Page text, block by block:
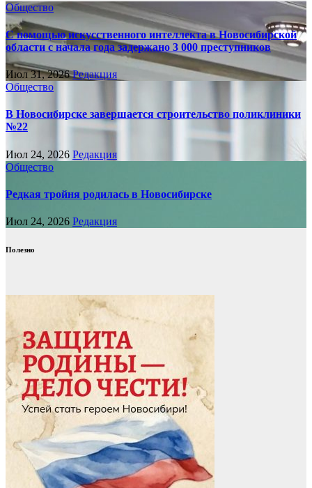
Общество
С помощью искусственного интеллекта в Новосибирской
области с начала года задержано 3 000 преступников
Июл 31, 2026Редакция
Общество
В Новосибирске завершается строительство поликлиники
№22
Июл 24, 2026 Редакция
Общество
Редкая тройня родилась в Новосибирске
Июл 24, 2026 Редакция
Полезно